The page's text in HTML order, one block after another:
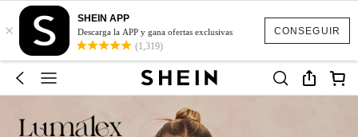
CONSEGUIR
×
SHEIN APP
Descarga la APP y gana ofertas exclusivas
(1,319)